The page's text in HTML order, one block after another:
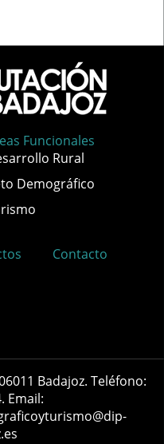
Funcionales
Rural
Demográfico
Contacto
Badajoz. Teléfono:
Email: